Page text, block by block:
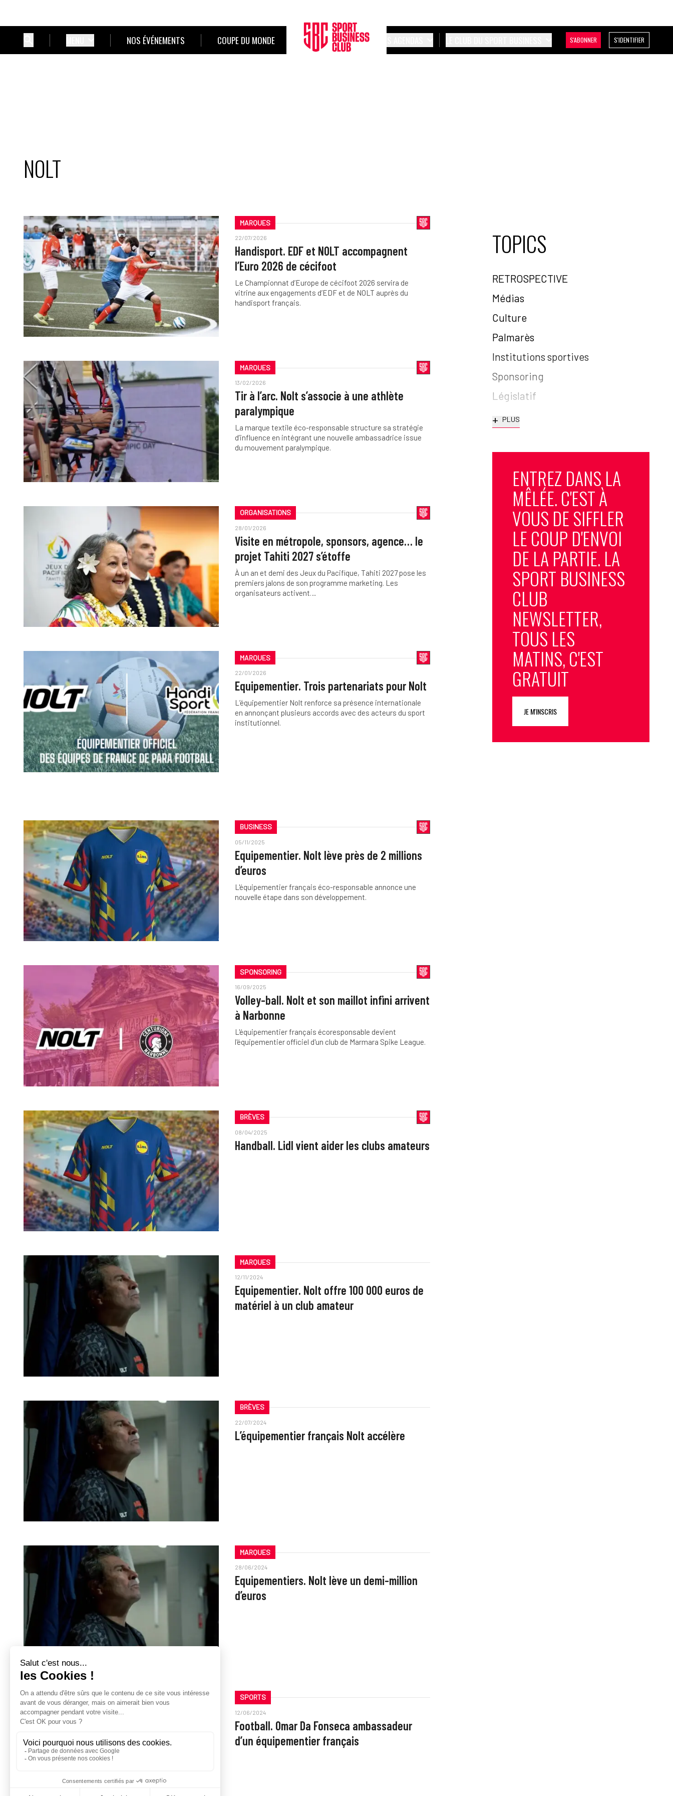
NOS ÉVÉNEMENTS COUPE DU MONDE S'ABONNER S'IDENTIFIER
NOLT
MARQUES
22/07/2026
Handisport. EDF et NOLT accompagnent
l’Euro 2026 de cécifoot
Le Championnat d’Europe de cécifoot 2026 servira de
vitrine aux engagements d’EDF et de NOLT auprès du
handisport français.
MARQUES
13/02/2026
Tir à l’arc. Nolt s’associe à une athlète
paralympique
La marque textile éco-responsable structure sa stratégie
d’influence en intégrant une nouvelle ambassadrice issue
du mouvement paralympique.
ORGANISATIONS
28/01/2026
Visite en métropole, sponsors, agence… le
projet Tahiti 2027 s’étoffe
À un an et demi des Jeux du Pacifique, Tahiti 2027 pose les
premiers jalons de son programme marketing. Les
organisateurs activent…
MARQUES
22/01/2026
Equipementier. Trois partenariats pour Nolt
L’équipementier Nolt renforce sa présence internationale
en annonçant plusieurs accords avec des acteurs du sport
institutionnel.
BUSINESS
05/11/2025
Equipementier. Nolt lève près de 2 millions
d’euros
L'équipementier français éco-responsable annonce une
nouvelle étape dans son développement.
SPONSORING
16/09/2025
Volley-ball. Nolt et son maillot infini arrivent
à Narbonne
L'équipementier français écoresponsable devient
l'équipementier officiel d'un club de Marmara Spike League.
BRÈVES
08/04/2025
Handball. Lidl vient aider les clubs amateurs
MARQUES
12/11/2024
Equipementier. Nolt offre 100 000 euros de
matériel à un club amateur
BRÈVES
22/07/2024
L’équipementier français Nolt accélère
MARQUES
28/06/2024
Equipementiers. Nolt lève un demi-million
d’euros
SPORTS
12/06/2024
Football. Omar Da Fonseca ambassadeur
d’un équipementier français
TOPICS
RETROSPECTIVE
Médias
Culture
Palmarès
Institutions sportives
Sponsoring
Législatif
+ PLUS
ENTREZ DANS LA
MÊLÉE. C'EST À
VOUS DE SIFFLER
LE COUP D'ENVOI
DE LA PARTIE. LA
SPORT BUSINESS
CLUB
NEWSLETTER,
TOUS LES
MATINS, C'EST
GRATUIT
JE M'INSCRIS